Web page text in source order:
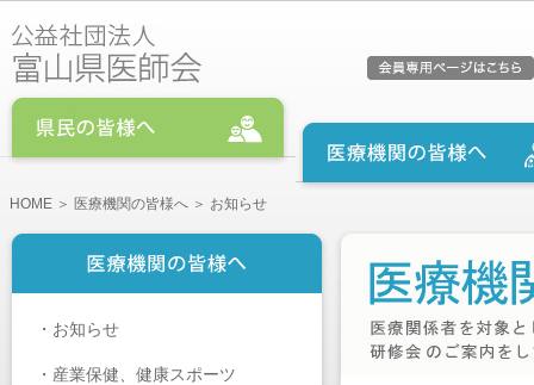
HOME ＞ 医療機関の皆様へ ＞ お知らせ
・ お知らせ
・ 産業保健、健康スポーツ